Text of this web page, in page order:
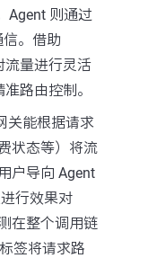
Agent 则通过
。借助
流量进行灵活
路由控制。
关能根据请求
状态等）将流
户导向 Agent
行效果对
在整个调用链
签将请求路